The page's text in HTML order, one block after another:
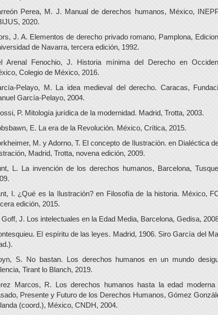
Perea, M. J. Manual de derechos humanos, México,
2020.
J. A. Elementos de derecho privado romano, Pamplona,
de Navarra, tercera edición, 1992.
Arenal Fenochio, J. Historia mínima del Derecho en
Colegio de México, 2016.
Pelayo, M. La idea medieval del derecho. Caracas,
García-Pelayo, 2004.
P. Mitología jurídica de la modernidad. Madrid, Trotta, 2003.
E. La era de la Revolución. México, Crítica, 2015.
M. y Adorno, T. El concepto de Ilustración. en Dialéctica
Madrid, Trotta, novena edición, 2009.
L. La invención de los derechos humanos, Barcelona,
I. ¿Qué es la Ilustración? en Filosofía de la historia. México,
edición, 2015.
Goff, J. Los intelectuales en la Edad Media, Barcelona, Gedisa,
El espíritu de las leyes. Madrid, 1906. Siro García del
S. No bastan. Los derechos humanos en un mundo
Tirant lo Blanch, 2019.
Marcos, R. Los derechos humanos hasta la edad moderna
Presente y Futuro de los Derechos Humanos, Gómez
(coord.), México, CNDH, 2004.